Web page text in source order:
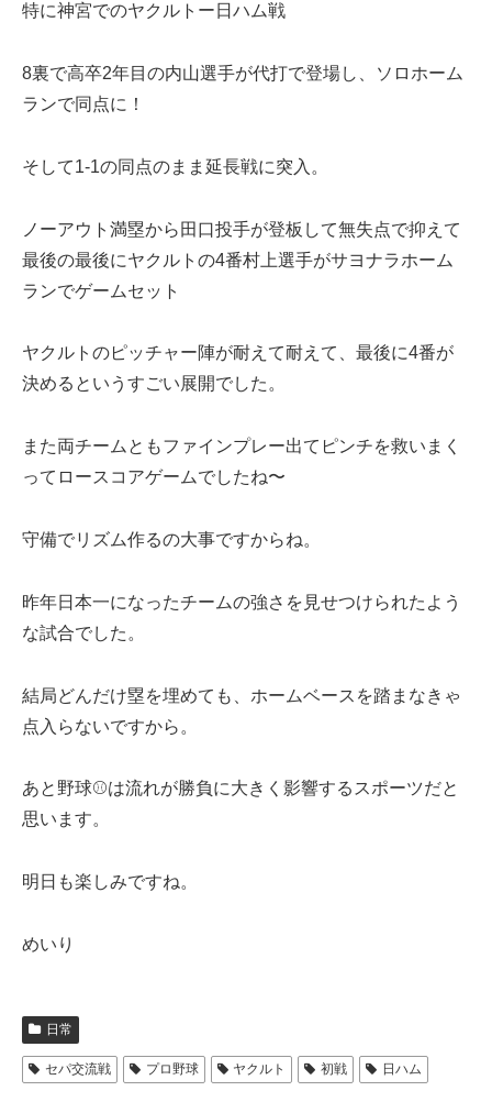
特に神宮でのヤクルトー日ハム戦
8裏で高卒2年目の内山選手が代打で登場し、ソロホーム
ランで同点に！
そして1-1の同点のまま延長戦に突入。
ノーアウト満塁から田口投手が登板して無失点で抑えて
最後の最後にヤクルトの4番村上選手がサヨナラホーム
ランでゲームセット
ヤクルトのピッチャー陣が耐えて耐えて、最後に4番が
決めるというすごい展開でした。
また両チームともファインプレー出てピンチを救いまく
ってロースコアゲームでしたね〜
守備でリズム作るの大事ですからね。
昨年日本一になったチームの強さを見せつけられたよう
な試合でした。
結局どんだけ塁を埋めても、ホームベースを踏まなきゃ
点入らないですから。
あと野球⚾は流れが勝負に大きく影響するスポーツだと
思います。
明日も楽しみですね。
めいり
日常
セパ交流戦 プロ野球 ヤクルト 初戦 日ハム